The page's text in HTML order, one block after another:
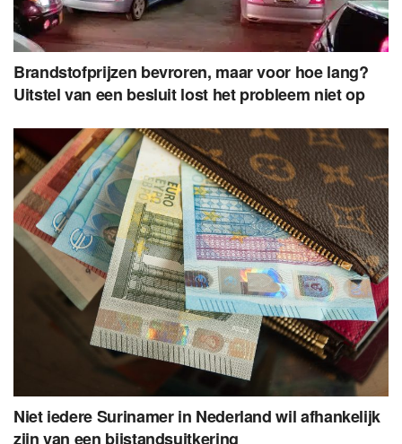
Brandstofprijzen bevroren, maar voor hoe lang?
Uitstel van een besluit lost het probleem niet op
Niet iedere Surinamer in Nederland wil afhankelijk
zijn van een bijstandsuitkering